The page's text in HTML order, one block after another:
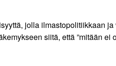
jolla ilmastopolitiikkaan
siitä, että ”mitään